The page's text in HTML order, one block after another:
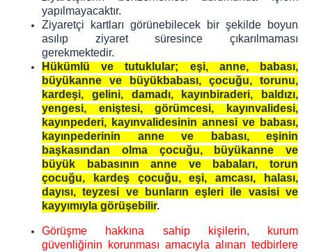
yapılmayacaktır.
Ziyaretçi kartları görünebilecek bir şekilde boyun
asılıp ziyaret süresince çıkarılmaması
gerekmektedir.
Hükümlü ve tutuklular; eşi, anne, babası,
büyükanne ve büyükbabası, çocuğu, torunu,
kardeşi, gelini, damadı, kayınbiraderi, baldızı,
yengesi, eniştesi, görümcesi, kayınvalidesi,
kayınpederi, kayınvalidesinin annesi ve babası,
kayınpederinin anne ve babası, eşinin
başkasından olma çocuğu, büyükanne ve
büyük babasının anne ve babaları, torun
çocuğu, kardeş çocuğu, eşi, amcası, halası,
dayısı, teyzesi ve bunların eşleri ile vasisi ve
kayyımıyla görüşebilir.
Görüşme hakkına sahip kişilerin, kurum
güvenliğinin korunması amacıyla alınan tedbirlere